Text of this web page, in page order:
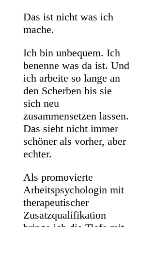
Das ist nicht was ich
mache.
Ich bin unbequem. Ich
benenne was da ist. Und
ich arbeite so lange an
den Scherben bis sie
sich neu
zusammensetzen lassen.
Das sieht nicht immer
schöner als vorher, aber
echter.
Als promovierte
Arbeitspsychologin mit
therapeutischer
Zusatzqualifikation
bringe ich die Tiefe mit,